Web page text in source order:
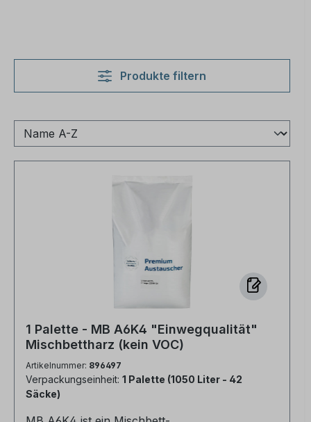
Produkte filtern
1 Palette - MB A6K4 "Einwegqualität"
Mischbettharz (kein VOC)
Artikelnummer: 896497
Verpackungseinheit: 1 Palette (1050 Liter - 42
Säcke)